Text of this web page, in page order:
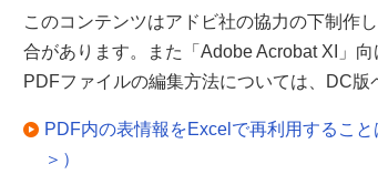
このコンテンツはアドビ社の協力の下制作
合があります。また「Adobe Acrobat XI」
PDFファイルの編集方法については、DC版
PDF内の表情報をExcelで再利用するこ
＞）